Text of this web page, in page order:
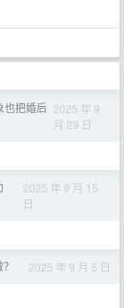
也把婚后 2025 年 9
月 29 日
2025 年 9 月 15
日
2025 年 9 月 5 日